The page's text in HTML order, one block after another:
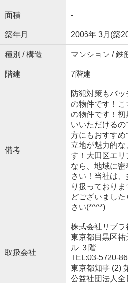
面積 -
築年月 2006年 3月(築
種別 / 構造 マンション / 鉄
階建 7階建
備考
防犯対策もバ
の物件です！こ
の物件です！初
いいただける
方にもおすす
立地が魅力的
す！大田区エリ
なら、地域に
さい！当社は
り扱っており
どございまし
さい(*^^*)
取扱会社
株式会社リブラ
東京都目黒区祐
ル ３階
TEL:03-5720-
東京都知事 (2)
公益社団法人全